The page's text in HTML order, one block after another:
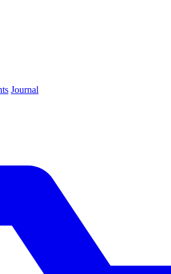
Journal